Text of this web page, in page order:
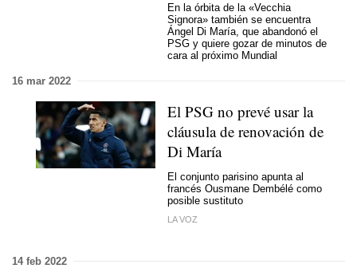
En la órbita de la «Vecchia
Signora» también se encuentra
Ángel Di María, que abandonó el
PSG y quiere gozar de minutos de
cara al próximo Mundial
16 mar 2022
El PSG no prevé usar la
cláusula de renovación de
Di María
El conjunto parisino apunta al
francés Ousmane Dembélé como
posible sustituto
LA VOZ
14 feb 2022